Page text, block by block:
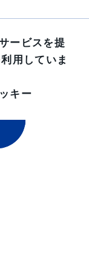
ービスを提
用していま
キー